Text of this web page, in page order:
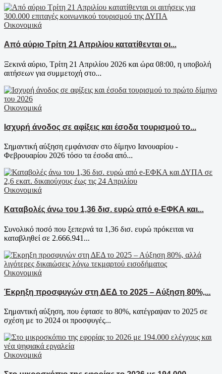
Οικονομικά
Από αύριο Τρίτη 21 Απριλίου κατατίθενται οι...
Ξεκινά αύριο, Τρίτη 21 Απριλίου 2026 και ώρα 08:00, η υποβολή
αιτήσεων για συμμετοχή στο...
Οικονομικά
Ισχυρή άνοδος σε αφίξεις και έσοδα τουρισμού το...
Σημαντική αύξηση εμφάνισαν στο δίμηνο Ιανουαρίου -
Φεβρουαρίου 2026 τόσο τα έσοδα από...
Οικονομικά
Καταβολές άνω του 1,36 δισ. ευρώ από e-ΕΦΚΑ και...
Συνολικό ποσό που ξεπερνά τα 1,36 δισ. ευρώ πρόκειται να
καταβληθεί σε 2.666.941...
Οικονομικά
Έκρηξη προσφυγών στη ΔΕΔ το 2025 – Αύξηση 80%,...
Σημαντική αύξηση, που έφτασε το 80%, κατέγραψαν το 2025 σε
σχέση με το 2024 οι προσφυγές...
Οικονομικά